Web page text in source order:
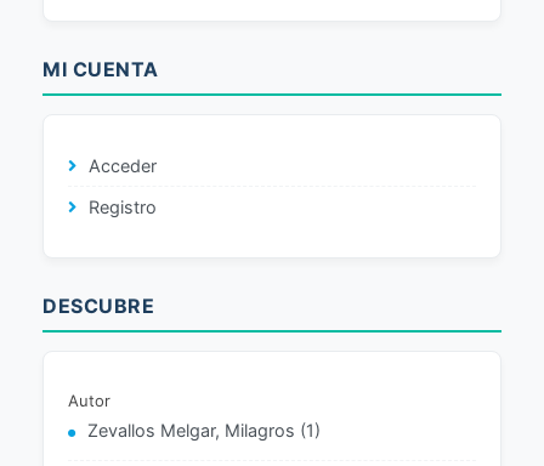
MI CUENTA
Acceder
Registro
DESCUBRE
Autor
Zevallos Melgar, Milagros (1)